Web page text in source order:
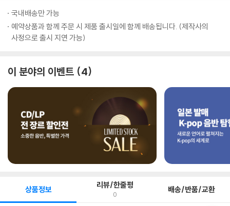
국내배송만 가능
예약상품과 함께 주문 시 제품 출시일에 함께 배송됩니다. (제작사의
사정으로 출시 지연 가능)
이 분야의 이벤트 4
상품정보 리뷰/한줄평
0 배송/반품/교환